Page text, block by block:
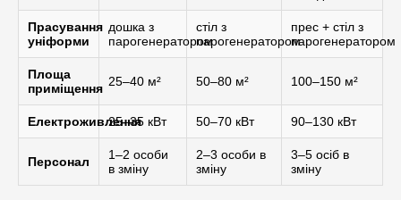
Прасування
уніформи
дошка з
парогенератором
стіл з
парогенератором
прес + стіл з
парогенератором
Площа
приміщення 25–40 м² 50–80 м² 100–150 м²
Електроживлення
25–35 кВт 50–70 кВт 90–130 кВт
Персонал
1–2 особи
в зміну
2–3 особи в
зміну
3–5 осіб в
зміну